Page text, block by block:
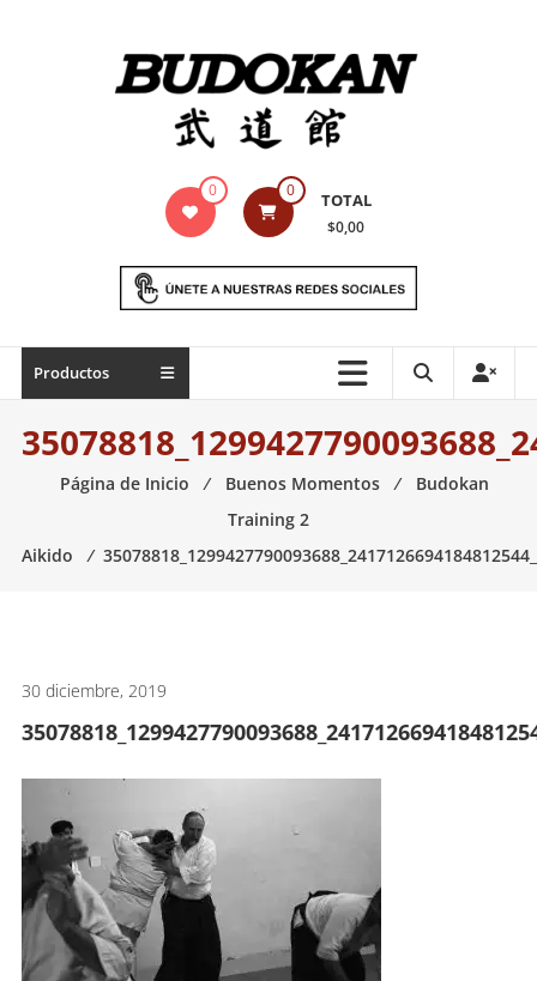
Indumentaria
marciales
Todo
necesario
para
artes
0 0 TOTAL
$0,00
Productos
Página de Inicio ⁄ Buenos Momentos ⁄
Budokan
Training 2
Aikido
⁄
30 diciembre, 2019